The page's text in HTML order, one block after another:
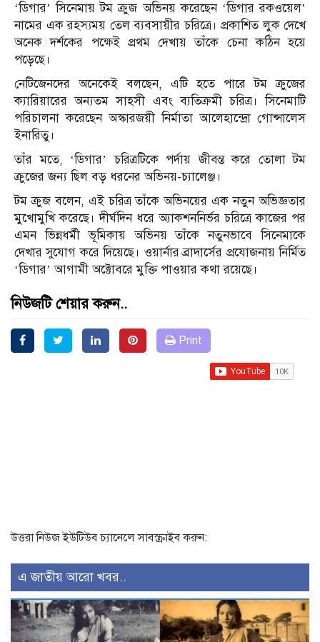
‘ডিগার’ সিনেমায় টম ক্রুজ অভিনয় করেছেন ‘ডিগার রকওয়েল’
নামের এক রহস্যময় তেল ব্যবসায়ীর চরিত্রে। প্রকাশিত লুক দেখে
অনেক দর্শকের পক্ষেই প্রথম দেখায় তাঁকে চেনা কঠিন হয়ে
পড়েছে।
নেটিজেনদের অনেকেই বলছেন, এটি হতে পারে টম ক্রুজের
ক্যারিয়ারের অন্যতম সাহসী এবং ব্যতিক্রমী চরিত্র। সিনেমাটি
পরিচালনা করেছেন অস্কারজয়ী নির্মাতা আলেহান্দ্রো গোন্সালেস
ইনারিতু।
তাঁর মতে, ‘ডিগার’ চরিত্রটিকে পর্দায় জীবন্ত করে তোলা টম
ক্রুজের জন্য ছিল বড় ধরনের অভিনয়-চ্যালেঞ্জ।
টম ক্রুজ বলেন, এই চরিত্র তাঁকে অভিনয়ের এক নতুন অভিজ্ঞতার
মুখোমুখি করেছে। দীর্ঘদিন ধরে অ্যাকশননির্ভর চরিত্রে কাজের পর
এমন ভিন্নধর্মী ভূমিকায় অভিনয় তাঁকে নতুনভাবে সিনেমাকে
দেখার সুযোগ করে দিয়েছে। ওয়ার্নার ব্রাদার্সের প্রযোজনায় নির্মিত
‘ডিগার’ আগামী অক্টোবরে মুক্তি পাওয়ার কথা রয়েছে।
নিউজটি শেয়ার করুন..
Print
উত্তরা নিউজ ইউটিউব চ্যানেলে সাবস্ক্রাইব করুন:
এ জাতীয় আরো খবর..